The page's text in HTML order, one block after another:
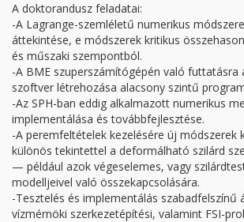
A doktor­andusz feladatai:
-A Lagrange-szemléletű numerikus
áttekintése, e módszerek kritikus
és műszaki szempontból.
-A BME szuperszámítógépén való futtatásra
szoftver létrehozása alacsony szintű
-Az SPH-ban eddig alkalmazott numerikus
implementálása és tovább­fejlesztése.
-A peremfeltételek kezelésére új módszerek
különös tekintettel a deformálható szilárd
— például azok véges­elemes, vagy
modelljeivel való össze­kapcsolására.
-Tesztelés és implementálás szabadfelszínű
vízmérnöki szerkezet­építési, valamint FSI-